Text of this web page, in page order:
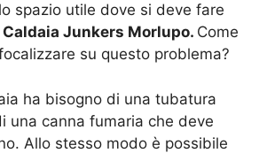
spazio utile dove si deve fare
Junkers Morlupo. Come
su questo problema?
ha bisogno di una tubatura
una canna fumaria che deve
Allo stesso modo è possibile